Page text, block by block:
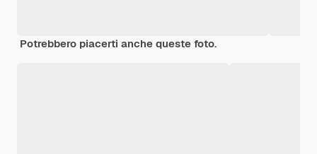
Potrebbero piacerti anche queste foto.